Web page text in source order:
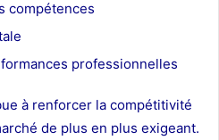
compétences
professionnelles
à renforcer la compétitivité
de plus en plus exigeant.